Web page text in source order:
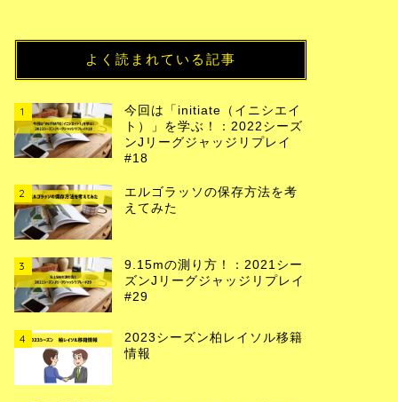
よく読まれている記事
1
今回は「initiate（イニシエイ
ト）」を学ぶ！：2022シーズ
ンJリーグジャッジリプレイ
#18
2
エルゴラッソの保存方法を考
えてみた
3
9.15mの測り方！：2021シー
ズンJリーグジャッジリプレイ
#29
4
2023シーズン柏レイソル移籍
情報